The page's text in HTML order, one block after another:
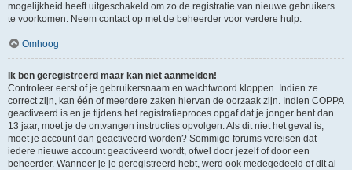
mogelijkheid heeft uitgeschakeld om zo de registratie van nieuwe gebruikers
te voorkomen. Neem contact op met de beheerder voor verdere hulp.
Omhoog
Ik ben geregistreerd maar kan niet aanmelden!
Controleer eerst of je gebruikersnaam en wachtwoord kloppen. Indien ze
correct zijn, kan één of meerdere zaken hiervan de oorzaak zijn. Indien COPPA
geactiveerd is en je tijdens het registratieproces opgaf dat je jonger bent dan
13 jaar, moet je de ontvangen instructies opvolgen. Als dit niet het geval is,
moet je account dan geactiveerd worden? Sommige forums vereisen dat
iedere nieuwe account geactiveerd wordt, ofwel door jezelf of door een
beheerder. Wanneer je je geregistreerd hebt, werd ook medegedeeld of dit al